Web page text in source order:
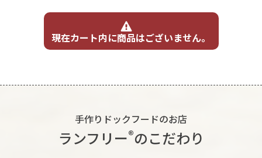
現在カート内に商品はございません。
手作りドックフードのお店
ランフリー®︎のこだわり